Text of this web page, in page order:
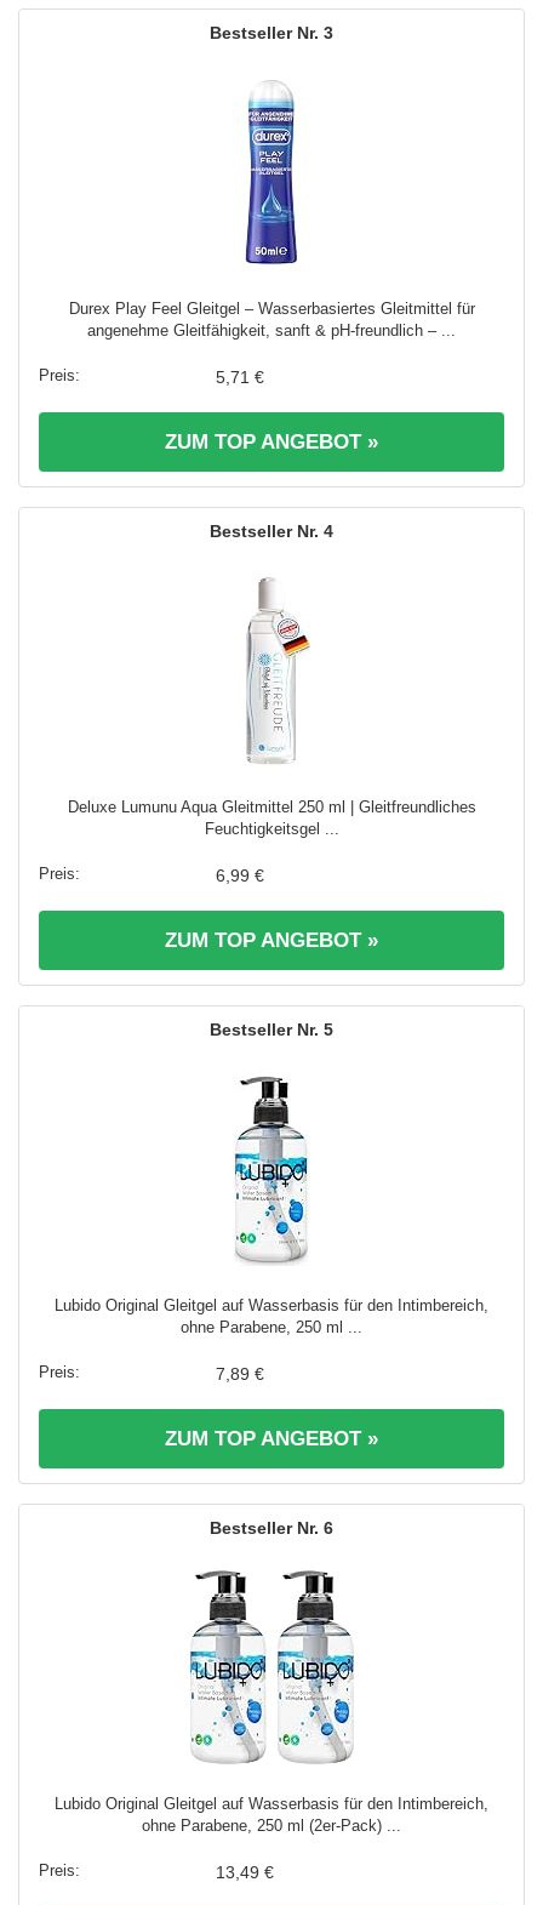
3
Durex Play Feel Gleitgel – Wasserbasiertes Gleitmittel für
angenehme Gleitfähigkeit, sanft & pH-freundlich – ...
5,71 €
ZUM TOP ANGEBOT »
4
Deluxe Lumunu Aqua Gleitmittel 250 ml | Gleitfreundliches
Feuchtigkeitsgel ...
6,99 €
ZUM TOP ANGEBOT »
5
Lubido Original Gleitgel auf Wasserbasis für den Intimbereich,
ohne Parabene, 250 ml ...
7,89 €
ZUM TOP ANGEBOT »
6
Lubido Original Gleitgel auf Wasserbasis für den Intimbereich,
ohne Parabene, 250 ml (2er-Pack) ...
13,49 €